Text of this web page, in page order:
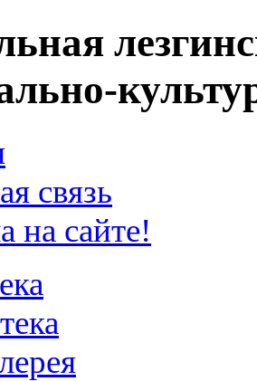
связь
на сайте!